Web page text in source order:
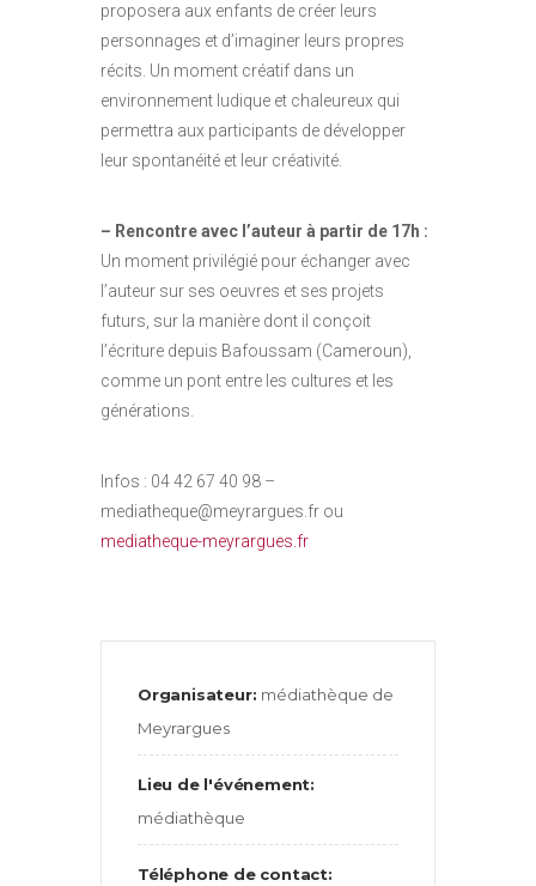
proposera aux enfants de créer leurs
personnages et d’imaginer leurs propres
récits. Un moment créatif dans un
environnement ludique et chaleureux qui
permettra aux participants de développer
leur spontanéité et leur créativité.
– Rencontre avec l’auteur à partir de 17h :
Un moment privilégié pour échanger avec
l’auteur sur ses oeuvres et ses projets
futurs, sur la manière dont il conçoit
l’écriture depuis Bafoussam (Cameroun),
comme un pont entre les cultures et les
générations.
Infos : 04 42 67 40 98 –
mediatheque@meyrargues.fr ou
mediatheque-meyrargues.fr
Organisateur: médiathèque de
Meyrargues
Lieu de l'événement:
médiathèque
Téléphone de contact: